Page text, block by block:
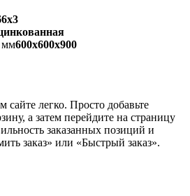
мм600х600х900
легко. Просто добавьте
а затем перейдите на страницу
заказанных позиций и
заказ» или «Быстрый заказ».